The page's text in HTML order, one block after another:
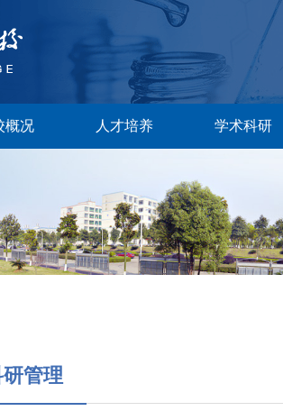
概况 人才培养 学术科研
管理